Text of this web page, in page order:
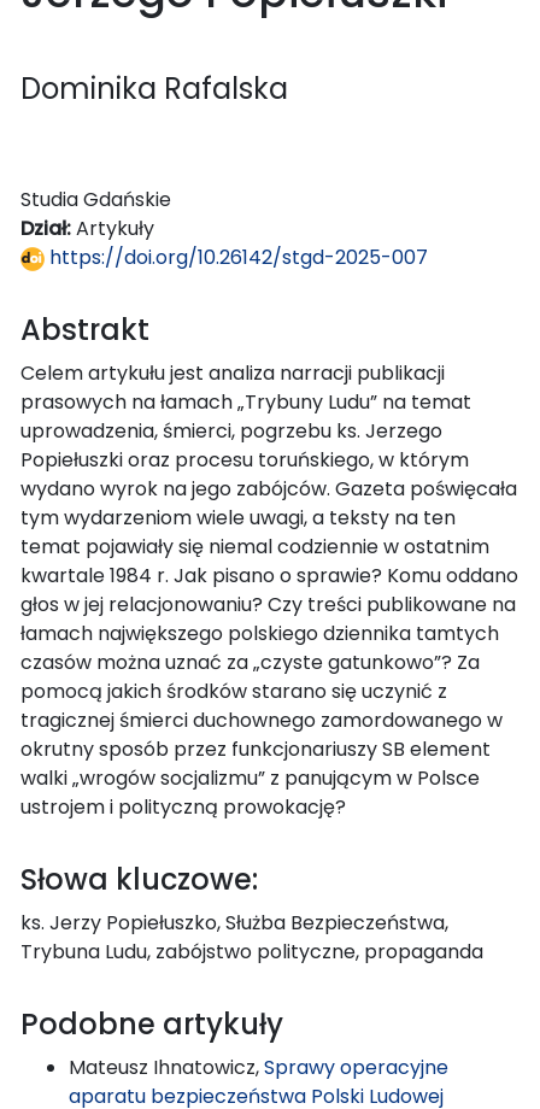
Dominika Rafalska
Studia Gdańskie
Dział:Artykuły
https://doi.org/10.26142/stgd-2025-007
Abstrakt
Celem artykułu jest analiza narracji publikacji
prasowych na łamach „Trybuny Ludu” na temat
uprowadzenia, śmierci, pogrzebu ks. Jerzego
Popiełuszki oraz procesu toruńskiego, w którym
wydano wyrok na jego zabójców. Gazeta poświęcała
tym wydarzeniom wiele uwagi, a teksty na ten
temat pojawiały się niemal codziennie w ostatnim
kwartale 1984 r. Jak pisano o sprawie? Komu oddano
głos w jej relacjonowaniu? Czy treści publikowane na
łamach największego polskiego dziennika tamtych
czasów można uznać za „czyste gatunkowo”? Za
pomocą jakich środków starano się uczynić z
tragicznej śmierci duchownego zamordowanego w
okrutny sposób przez funkcjonariuszy SB element
walki „wrogów socjalizmu” z panującym w Polsce
ustrojem i polityczną prowokację?
Słowa kluczowe:
ks. Jerzy Popiełuszko, Służba Bezpieczeństwa,
Trybuna Ludu, zabójstwo polityczne, propaganda
Podobne artykuły
Mateusz Ihnatowicz,Sprawy operacyjne
aparatu bezpieczeństwa Polski Ludowej